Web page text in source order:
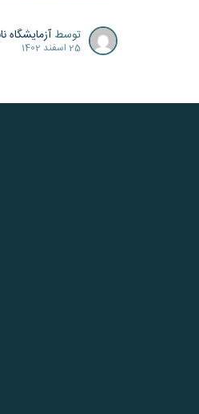
توسط آزمایشگاه
25 اسفند 1402